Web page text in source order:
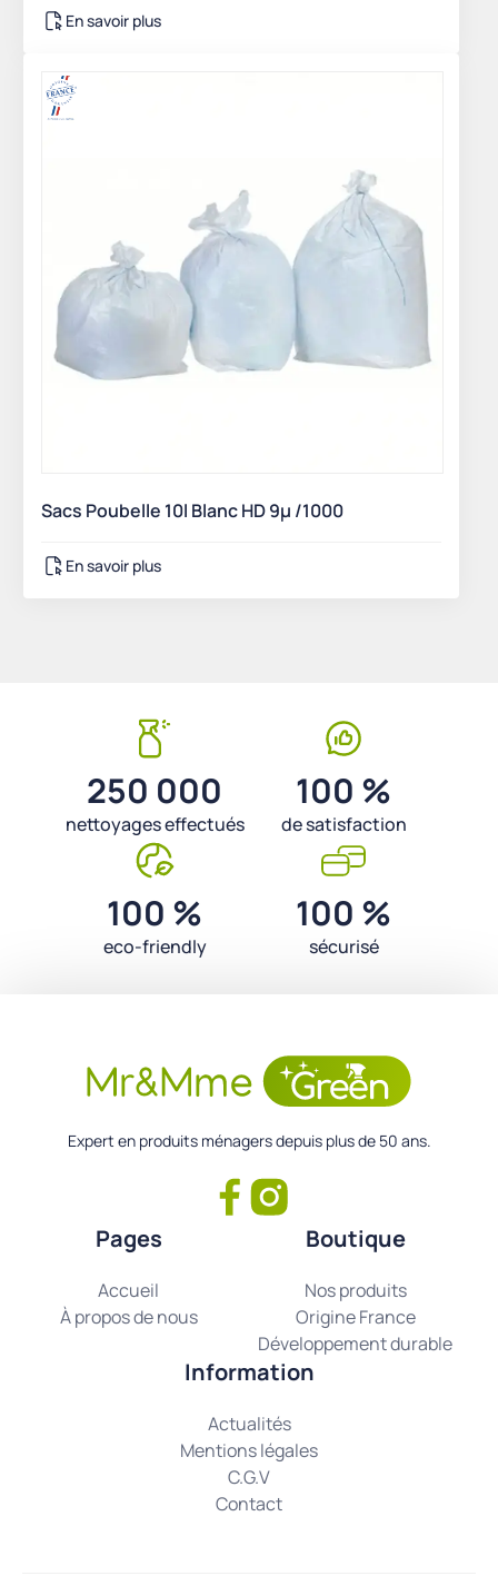
En savoir plus
Sacs Poubelle 10l Blanc HD 9µ /1000
En savoir plus
250 000
nettoyages effectués
100 %
de satisfaction
100 %
eco-friendly
100 %
sécurisé
Expert en produits ménagers depuis plus de 50 ans.
Pages
Accueil
À propos de nous
Boutique
Nos produits
Origine France
Développement durable
Information
Actualités
Mentions légales
C.G.V
Contact